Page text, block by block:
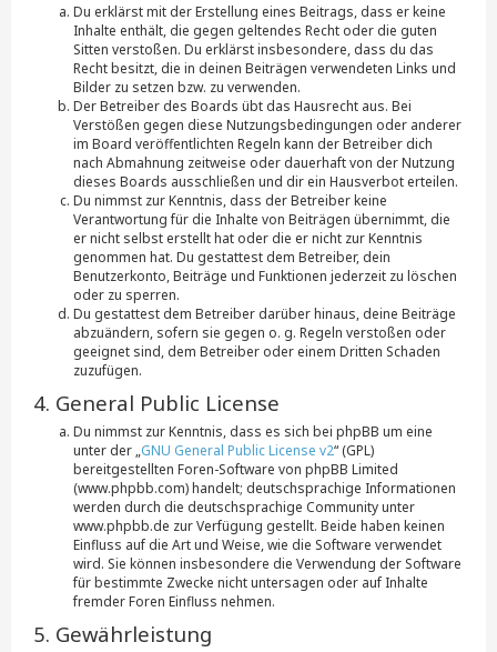
Du erklärst mit der Erstellung eines Beitrags, dass er keine
Inhalte enthält, die gegen geltendes Recht oder die guten
Sitten verstoßen. Du erklärst insbesondere, dass du das
Recht besitzt, die in deinen Beiträgen verwendeten Links und
Bilder zu setzen bzw. zu verwenden.
Der Betreiber des Boards übt das Hausrecht aus. Bei
Verstößen gegen diese Nutzungsbedingungen oder anderer
im Board veröffentlichten Regeln kann der Betreiber dich
nach Abmahnung zeitweise oder dauerhaft von der Nutzung
dieses Boards ausschließen und dir ein Hausverbot erteilen.
Du nimmst zur Kenntnis, dass der Betreiber keine
Verantwortung für die Inhalte von Beiträgen übernimmt, die
er nicht selbst erstellt hat oder die er nicht zur Kenntnis
genommen hat. Du gestattest dem Betreiber, dein
Benutzerkonto, Beiträge und Funktionen jederzeit zu löschen
oder zu sperren.
Du gestattest dem Betreiber darüber hinaus, deine Beiträge
abzuändern, sofern sie gegen o. g. Regeln verstoßen oder
geeignet sind, dem Betreiber oder einem Dritten Schaden
zuzufügen.
4. General Public License
Du nimmst zur Kenntnis, dass es sich bei phpBB um eine
unter der „GNU General Public License v2“ (GPL)
bereitgestellten Foren-Software von phpBB Limited
(www.phpbb.com) handelt; deutschsprachige Informationen
werden durch die deutschsprachige Community unter
www.phpbb.de zur Verfügung gestellt. Beide haben keinen
Einfluss auf die Art und Weise, wie die Software verwendet
wird. Sie können insbesondere die Verwendung der Software
für bestimmte Zwecke nicht untersagen oder auf Inhalte
fremder Foren Einfluss nehmen.
5. Gewährleistung